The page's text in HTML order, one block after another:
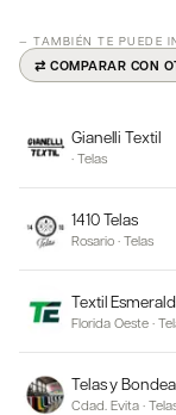
— TAMBIÉN TE PUEDE
⇄ COMPARAR CON
Gianelli Textil
· Telas
1410 Telas
Rosario · Telas
Textil
Florida Oeste ·
Telas y
Cdad. Evita ·